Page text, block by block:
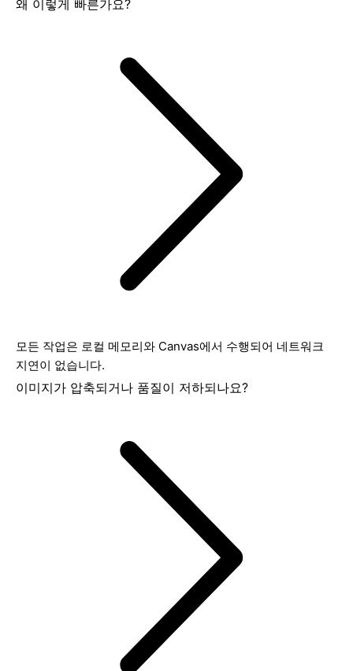
왜 이렇게 빠른가요?
모든 작업은 로컬 메모리와 Canvas에서 수행되어 네트워크
지연이 없습니다.
이미지가 압축되거나 품질이 저하되나요?